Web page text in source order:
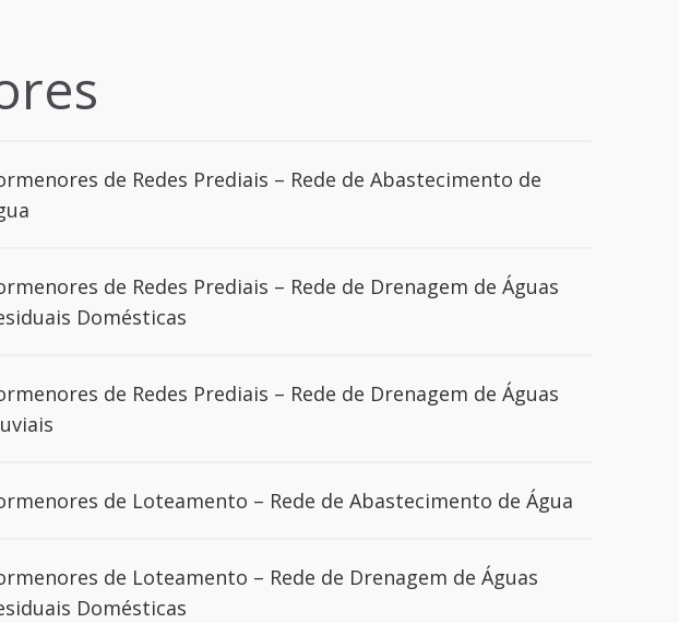
de Redes Prediais – Rede de Abastecimento de
de Redes Prediais – Rede de Drenagem de Águas
Domésticas
de Redes Prediais – Rede de Drenagem de Águas
de Loteamento – Rede de Abastecimento de Água
de Loteamento – Rede de Drenagem de Águas
Domésticas